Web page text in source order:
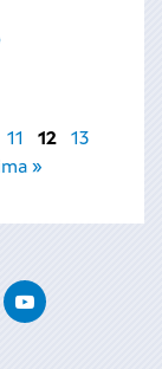
11 12
13
»
Youtube